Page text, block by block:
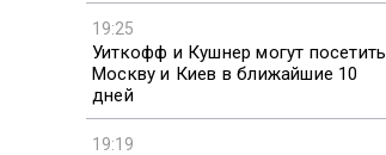
19:25
Уиткофф и Кушнер могут посетить
Москву и Киев в ближайшие 10
дней
19:19